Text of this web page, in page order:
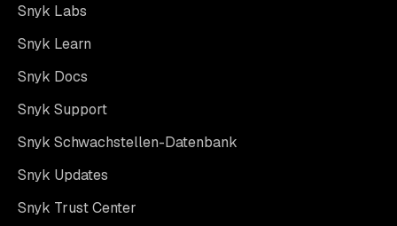
Snyk Labs
Snyk Learn
Snyk Docs
Snyk Support
Snyk Schwachstellen-Datenbank
Snyk Updates
Snyk Trust Center